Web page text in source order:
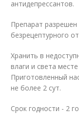
антидепрессантов.
Препарат разрешен
безрецептурного
Хранить в
влаги и света
Приготовленный
не более 2 сут.
Срок годности - 2